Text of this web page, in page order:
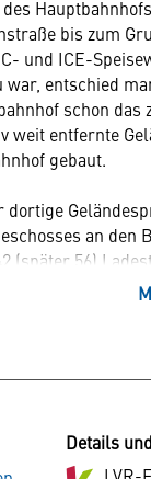
bis zum
und ICE-
war, entschied
schon
weit entfernte
gebaut.
an den
(später 56)
gelangten
Formen der
Details